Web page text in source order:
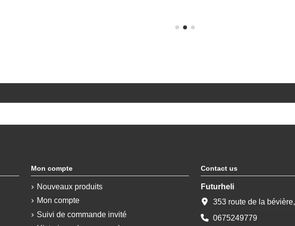
Mon compte
Nouveaux produits
Mon compte
Suivi de commande invité
Contact us
Futurheli
353 route de la
0675249779